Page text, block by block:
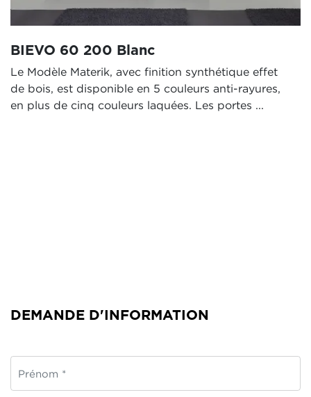
BIEVO 60 200 Blanc
Le Modèle Materik, avec finition synthétique effet
de bois, est disponible en 5 couleurs anti-rayures,
en plus de cinq couleurs laquées. Les portes ...
DEMANDE D'INFORMATION